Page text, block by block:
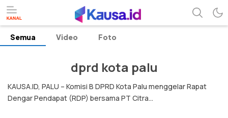
kausa
menuntaskan makna berita
Semua Video Foto
dprd kota palu
KAUSA.ID, PALU – Komisi B DPRD Kota Palu menggelar Rapat
Dengar Pendapat (RDP) bersama PT Citra...